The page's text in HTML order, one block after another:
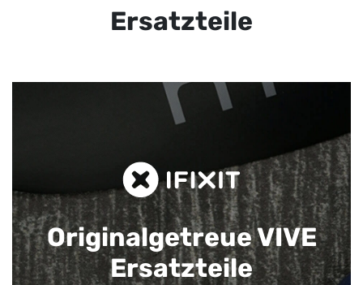
Ersatzteile
Originalgetreue VIVE
Ersatzteile